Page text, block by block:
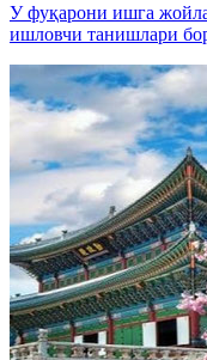
У фуқарони ишга
ишловчи танишлари